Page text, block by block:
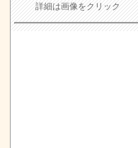
詳細は画像をクリック